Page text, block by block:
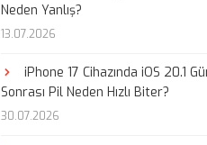
Neden Yanlış?
13.07.2026
iPhone 17 Cihazında iOS 20.1
Sonrası Pil Neden Hızlı Biter?
30.07.2026